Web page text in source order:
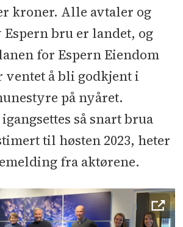
kroner. Alle avtaler og
bru er landet, og
for Espern Eiendom
ventet å bli godkjent i
på nyåret.
så snart brua
til høsten 2023, heter
fra aktørene.